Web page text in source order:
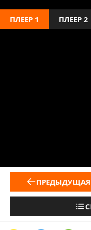
ПЛЕЕР 1 ПЛЕЕР 2
ПРЕДЫДУЩАЯ